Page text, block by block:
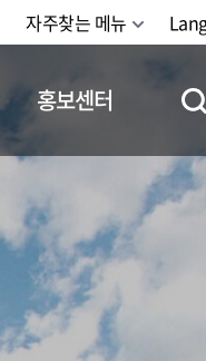
자주찾는 메뉴
홍보센터